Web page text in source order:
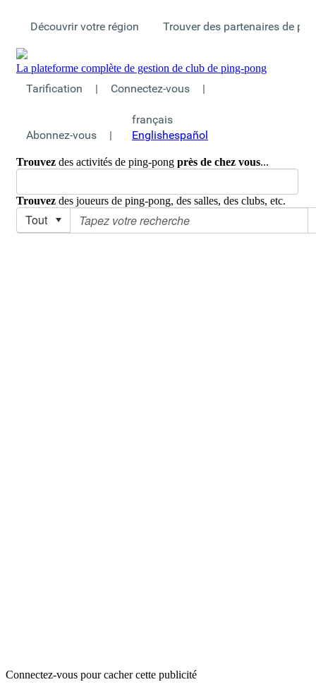
Découvrir votre région Trouver des partenaires de
La plateforme complète de gestion de club de ping-pong
Tarification | Connectez-vous |
Abonnez-vous |
français
Englishespañol
Trouvez des activités de ping-pong près de chez vous...
Trouvez des joueurs de ping-pong, des salles, des clubs, etc.
Tout
Connectez-vous pour cacher cette publicité